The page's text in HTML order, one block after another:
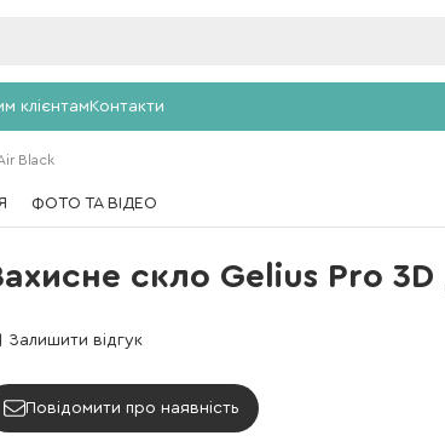
клієнтамКонтакти
Black
ФОТО ТА ВІДЕО
скло Gelius Pro
Залишити відгук
Повідомити про наявність